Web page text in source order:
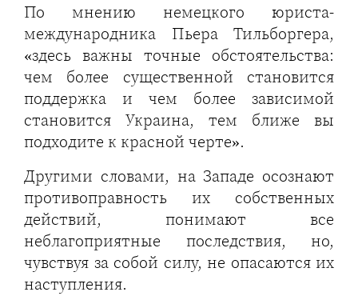
По мнению немецкого юриста-
международника Пьера Тильборгера,
«здесь важны точные обстоятельства:
чем более существенной становится
поддержка и чем более зависимой
становится Украина, тем ближе вы
подходите к красной черте».
Другими словами, на Западе осознают
противоправность их собственных
действий, понимают все
неблагоприятные последствия, но,
чувствуя за собой силу, не опасаются их
наступления.